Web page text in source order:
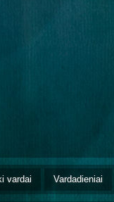
vardai Vardadieniai